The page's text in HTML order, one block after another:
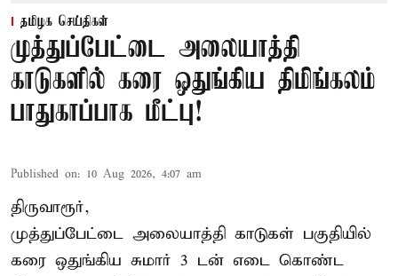
தமிழக செய்திகள்
முத்துப்பேட்டை அலையாத்தி
காடுகளில் கரை ஒதுங்கிய திமிங்கலம்
பாதுகாப்பாக மீட்பு!
Published on: 10 Aug 2026, 4:07 am
திருவாரூர்,
முத்துப்பேட்டை அலையாத்தி காடுகள் பகுதியில்
கரை ஒதுங்கிய சுமார் 3 டன் எடை கொண்ட